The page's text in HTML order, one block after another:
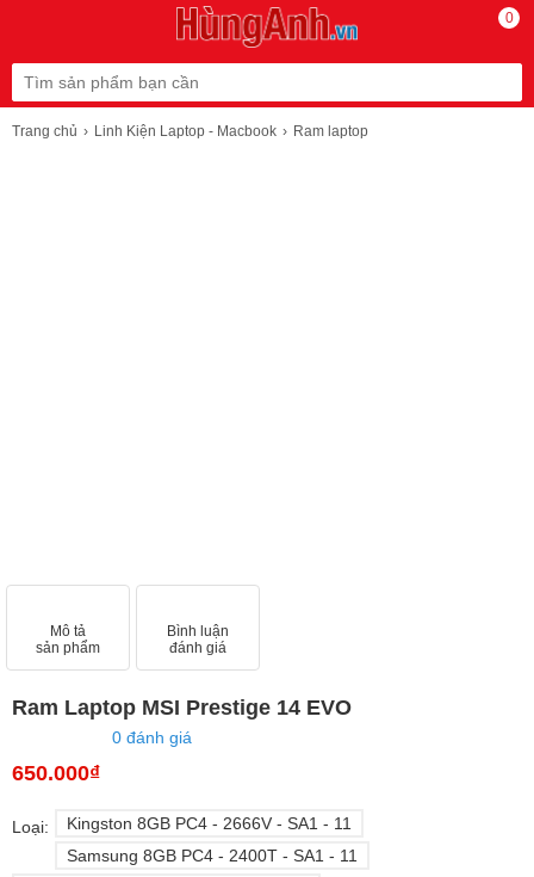
0
Trang chủ Linh Kiện Laptop - Macbook Ram laptop
Mô tả
sản phẩm
Bình luận
đánh giá
Ram Laptop MSI Prestige 14 EVO
0 đánh giá
650.000₫
Loại:
Kingston 8GB PC4 - 2666V - SA1 - 11
Samsung 8GB PC4 - 2400T - SA1 - 11